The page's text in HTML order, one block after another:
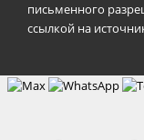
письменного
ссылкой на